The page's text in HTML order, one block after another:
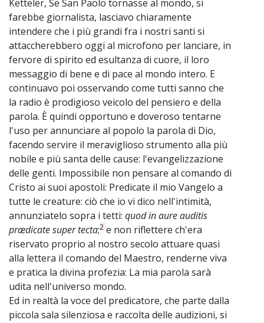
Ketteler, Se San Paolo tornasse al mondo, si
farebbe giornalista, lasciavo chiaramente
intendere che i più grandi fra i nostri santi si
attaccherebbero oggi al microfono per lanciare, in
fervore di spirito ed esultanza di cuore, il loro
messaggio di bene e di pace al mondo intero. E
continuavo poi osservando come tutti sanno che
la radio è prodigioso veicolo del pensiero e della
parola. È quindi opportuno e doveroso tentarne
l'uso per annunciare al popolo la parola di Dio,
facendo servire il meraviglioso strumento alla più
nobile e più santa delle cause: l'evangelizzazione
delle genti. Impossibile non pensare al comando di
Cristo ai suoi apostoli: Predicate il mio Vangelo a
tutte le creature: ciò che io vi dico nell'intimità,
annunziatelo sopra i tetti: quod in aure auditis
prædicate super tecta;2 e non riflettere ch'era
riservato proprio al nostro secolo attuare quasi
alla lettera il comando del Maestro, renderne viva
e pratica la divina profezia: La mia parola sarà
udita nell'universo mondo.
Ed in realtà la voce del predicatore, che parte dalla
piccola sala silenziosa e raccolta delle audizioni, si